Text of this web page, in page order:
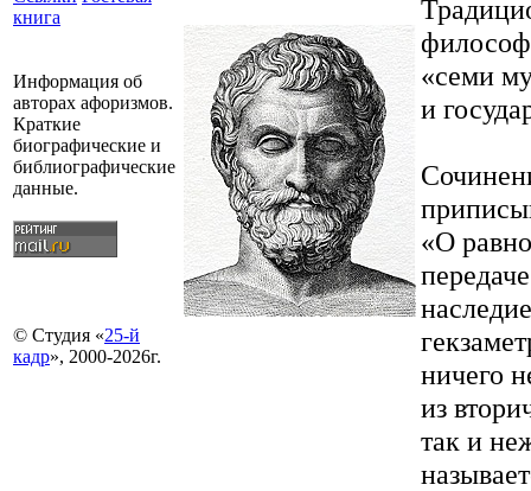
книга
Информация об
авторах афоризмов.
Краткие
биографические и
библиографические
данные.
© Студия «25-й
кадр», 2000-2026г.
«семи
и
«О
ничего
из
так и